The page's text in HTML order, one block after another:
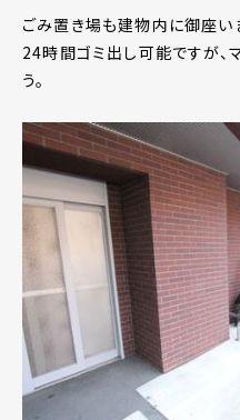
ごみ置き場も建物内に御座い
24時間ゴミ出し可能ですが、
う。